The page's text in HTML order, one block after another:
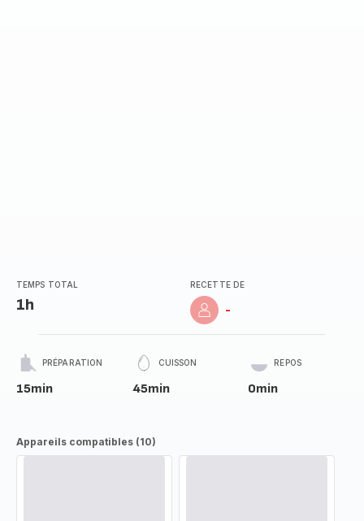
TEMPS TOTAL
1h
RECETTE DE
-
PRÉPARATION
15min
CUISSON
45min
REPOS
0min
Appareils compatibles (10)